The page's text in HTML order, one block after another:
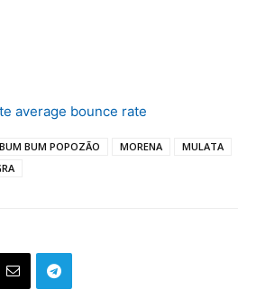
average bounce rate
BUM BUM POPOZÃO MORENA
MULATA